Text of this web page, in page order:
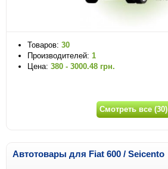
Товаров: 30
Производителей: 1
Цена: 380 - 3000.48 грн.
Смотреть все (30)
Автотовары для Fiat 600 / Seicento